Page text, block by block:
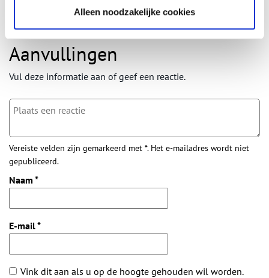
Alleen noodzakelijke cookies
Bij inschrijving gaat u akkoord met onsprivacybeleid
Aanvullingen
Vul deze informatie aan of geef een reactie.
Vereiste velden zijn gemarkeerd met *. Het e-mailadres wordt niet
gepubliceerd.
Naam *
E-mail*
Vink dit aan als u op de hoogte gehouden wil worden.